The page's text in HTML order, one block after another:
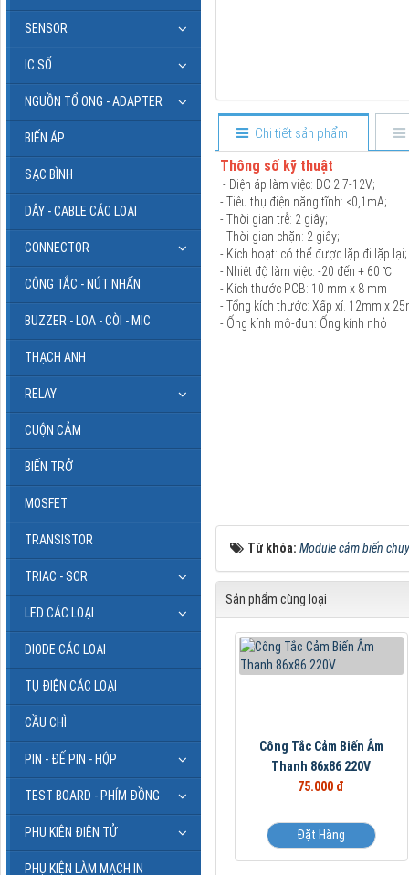
Chi tiết sản phẩm
Thông số kỹ thuật
- Điện áp làm việc: DC 2.7-12V;
- Tiêu thụ điện năng tĩnh: <0,1mA;
- Thời gian trễ: 2 giây;
- Thời gian chặn: 2 giây;
- Kích hoạt: có thể được lặp đi lặp lại;
- Nhiệt độ làm việc: -20 đến + 60 ℃
- Kích thước PCB: 10 mm x 8 mm
- Tổng kích thước: Xấp xỉ. 12mm x
- Ống kính mô-đun: Ống kính nhỏ
Từ khóa: Module cảm biến
Sản phẩm cùng loại
Công Tắc Cảm Biến Âm
Thanh 86x86 220V
75.000 đ
Đặt Hàng
SENSOR
IC SỐ
NGUỒN TỔ ONG - ADAPTER
BIẾN ÁP
SẠC BÌNH
DÂY - CABLE CÁC LOẠI
CONNECTOR
CÔNG TẮC - NÚT NHẤN
BUZZER - LOA - CÒI - MIC
THẠCH ANH
RELAY
CUỘN CẢM
BIẾN TRỞ
MOSFET
TRANSISTOR
TRIAC - SCR
LED CÁC LOẠI
DIODE CÁC LOẠI
TỤ ĐIỆN CÁC LOẠI
CẦU CHÌ
PIN - ĐẾ PIN - HỘP
TEST BOARD - PHÍM ĐỒNG
PHỤ KIỆN ĐIỆN TỬ
PHỤ KIỆN LÀM MẠCH IN